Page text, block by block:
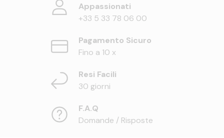
Appassionati
+33 5 33 78 06 00
Pagamento Sicuro
Fino a 10 x
Resi Facili
30 giorni
F.A.Q
Domande / Risposte